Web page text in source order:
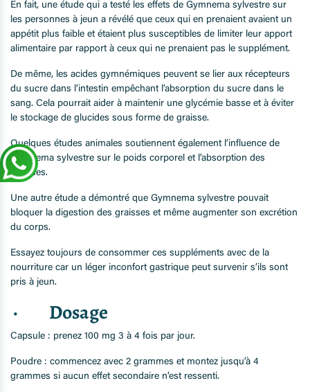
En fait, une étude qui a testé les effets de Gymnema sylvestre sur
les personnes à jeun a révélé que ceux qui en prenaient avaient un
appétit plus faible et étaient plus susceptibles de limiter leur apport
alimentaire par rapport à ceux qui ne prenaient pas le supplément.
De même, les acides gymnémiques peuvent se lier aux récepteurs
du sucre dans l’intestin empêchant l’absorption du sucre dans le
sang. Cela pourrait aider à maintenir une glycémie basse et à éviter
le stockage de glucides sous forme de graisse.
Quelques études animales soutiennent également l’influence de
Gymnema sylvestre sur le poids corporel et l’absorption des
graisses.
Une autre étude a démontré que Gymnema sylvestre pouvait
bloquer la digestion des graisses et même augmenter son excrétion
du corps.
Essayez toujours de consommer ces suppléments avec de la
nourriture car un léger inconfort gastrique peut survenir s’ils sont
pris à jeun.
· Dosage
Capsule : prenez 100 mg 3 à 4 fois par jour.
Poudre : commencez avec 2 grammes et montez jusqu’à 4
grammes si aucun effet secondaire n’est ressenti.